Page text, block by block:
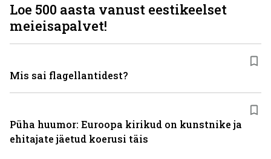
Loe 500 aasta vanust eestikeelset
meieisapalvet!
Mis sai flagellantidest?
Püha huumor: Euroopa kirikud on kunstnike ja
ehitajate jäetud koerusi täis